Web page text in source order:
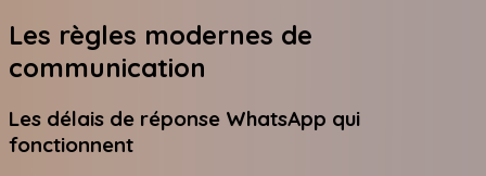
Les règles modernes de
communication
Les délais de réponse WhatsApp qui
fonctionnent